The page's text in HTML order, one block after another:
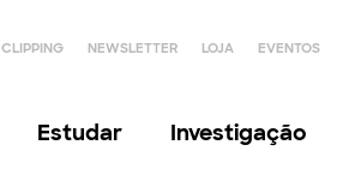
CLIPPING NEWSLETTER LOJA EVENTOS
Estudar Investigação